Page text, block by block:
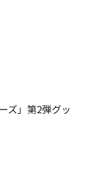
ズ」第2弾グッ